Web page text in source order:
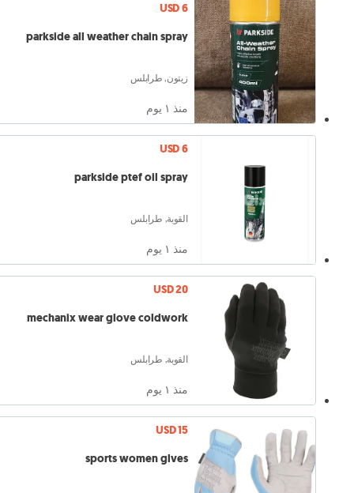
USD 6
parkside all weather chain spray
زيتون, طرابلس
منذ ١ يوم
USD 6
parkside ptef oil spray
القوبة, طرابلس
منذ ١ يوم
USD 20
mechanix wear glove coldwork
القوبة, طرابلس
منذ ١ يوم
USD 15
sports women glves